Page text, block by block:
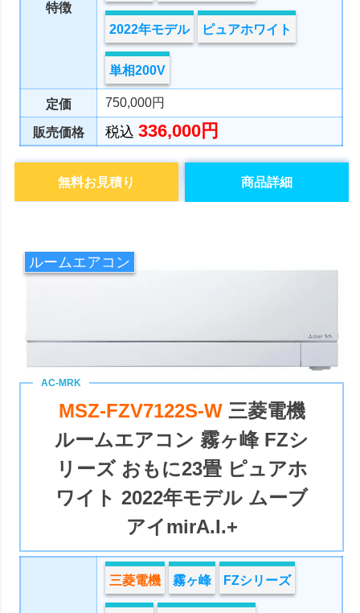
特徴
2022年モデル ピュアホワイト
単相200V
定価 750,000円
販売価格 税込336,000円
商品詳細
無料お見積り
ルームエアコン
MSZ-FZV7122S-W 三菱電機
ルームエアコン 霧ヶ峰 FZシ
リーズ おもに23畳 ピュアホ
ワイト 2022年モデル ムーブ
アイmirA.I.+
三菱電機 霧ヶ峰 FZシリーズ